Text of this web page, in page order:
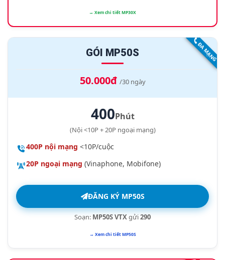
→ Xem chi tiết MP30X
ĐA MẠNG
GÓI MP50S
50.000đ /30 ngày
400Phút
(Nội <10P + 20P ngoại mạng)
400P nội mạng <10P/cuộc
20P ngoại mạng (Vinaphone, Mobifone)
ĐĂNG KÝ MP50S
Soạn: MP50S VTXgửi290
→ Xem chi tiết MP50S